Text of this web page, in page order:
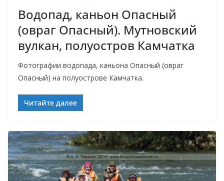
Водопад, каньон Опасный
(овраг Опасный). Мутновский
вулкан, полуостров Камчатка
Фотографии водопада, каньона Опасный (овраг
Опасный) на полуострове Камчатка.
Читайте далее